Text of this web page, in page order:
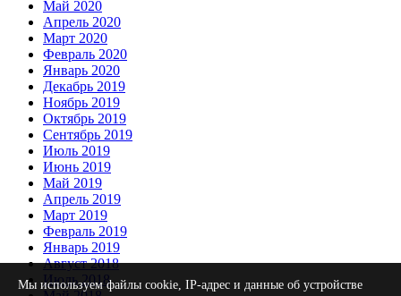
Май 2020
Апрель 2020
Март 2020
Февраль 2020
Январь 2020
Декабрь 2019
Ноябрь 2019
Октябрь 2019
Сентябрь 2019
Июль 2019
Июнь 2019
Май 2019
Апрель 2019
Март 2019
Февраль 2019
Январь 2019
Август 2018
Июль 2018
Мы используем файлы cookie, IP-адрес и данные об устройстве